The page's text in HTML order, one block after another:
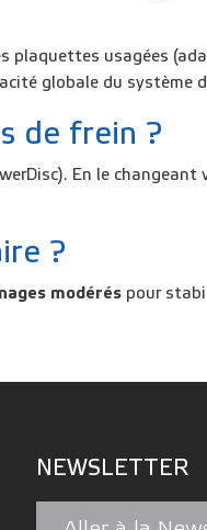
plaquettes usagées
globale du système
de frein ?
En le changeant
?
modérés pour
NEWSLETTER